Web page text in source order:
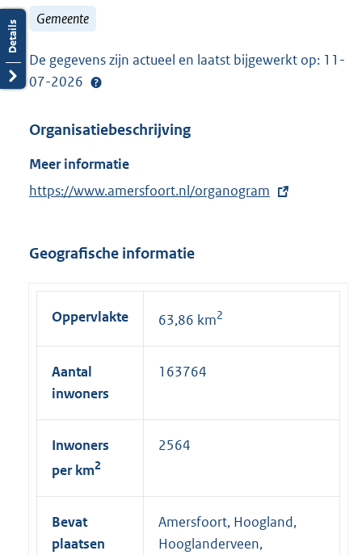
Gemeente
De gegevens zijn actueel en laatst bijgewerkt op: 11-
07-2026
Organisatiebeschrijving
Meer informatie
E
e
https://www.amersfoort.nl/organogram
Geografische informatie
Oppervlakte 63,86 km2
Aantal
inwoners
163764
Inwoners
per km2
2564
Bevat
plaatsen
Amersfoort, Hoogland,
Hooglanderveen,